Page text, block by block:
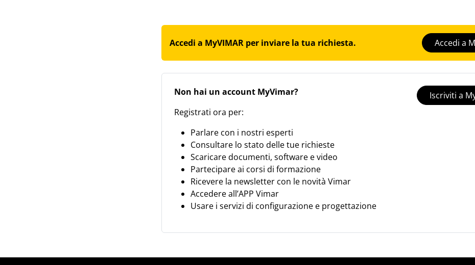
Accedi a MyVIMAR per inviare la tua richiesta. Accedi a
Non hai un account MyVimar?
Registrati ora per:
Parlare con i nostri esperti
Consultare lo stato delle tue richieste
Scaricare documenti, software e video
Partecipare ai corsi di formazione
Ricevere la newsletter con le novità Vimar
Accedere all’APP Vimar
Usare i servizi di configurazione e progettazione
Iscriviti a